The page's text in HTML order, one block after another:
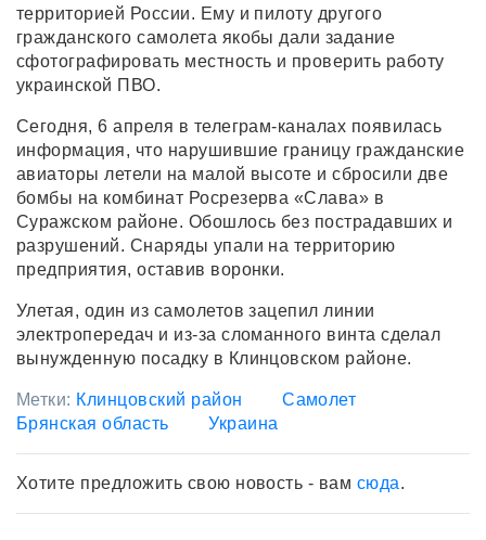
территорией России. Ему и пилоту другого
гражданского самолета якобы дали задание
сфотографировать местность и проверить работу
украинской ПВО.
Сегодня, 6 апреля в телеграм-каналах появилась
информация, что нарушившие границу гражданские
авиаторы летели на малой высоте и сбросили две
бомбы на комбинат Росрезерва «Слава» в
Суражском районе. Обошлось без пострадавших и
разрушений. Снаряды упали на территорию
предприятия, оставив воронки.
Улетая, один из самолетов зацепил линии
электропередач и из-за сломанного винта сделал
вынужденную посадку в Клинцовском районе.
Метки: Клинцовский район
Самолет
Брянская область
Украина
Хотите предложить свою новость - вам сюда.